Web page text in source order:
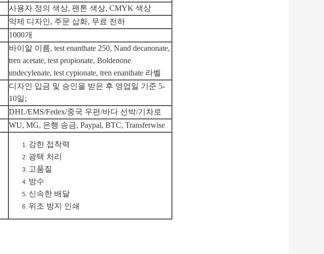
사용자 정의 색상, 팬톤 색상, CMYK 색상
약제 디자인, 주문 삽화, 무료 전하
1000개
바이알 이름, test enanthate 250, Nand decanonate,
tren acetate, test propionate, Boldenone
undecylenate, test cypionate, tren enanthate 라벨
디자인 입금 및 승인을 받은 후 영업일 기준 5-
10일;
DHL/EMS/Fedex/중국 우편/바다 선박/기차로
WU, MG, 은행 송금, Paypal, BTC, Transferwise
강한 접착력
광택 처리
고품질
방수
신속한 배달
위조 방지 인쇄